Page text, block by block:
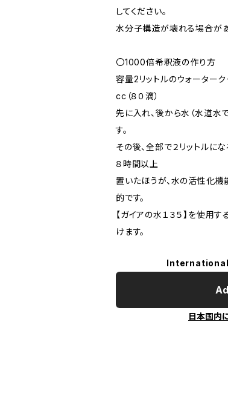
してください。
水分子構造が壊れる場合があ
〇1000倍希釈液の作り方
容量2リットルのウォーターク
cc（８０滴）
先に入れ、後から水（水道水
す。
その後、全部で２リットルに
８時間以上
置いたほうが、水の活性化機
的です。
【ガイアの水１３５】を使用
けます。
日本国内